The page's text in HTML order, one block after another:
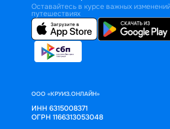
Оставайтесь в курсе важных
путешествиях
ООО «КРУИЗ.ОНЛАЙН»
ИНН 6315008371
ОГРН 1166313053048